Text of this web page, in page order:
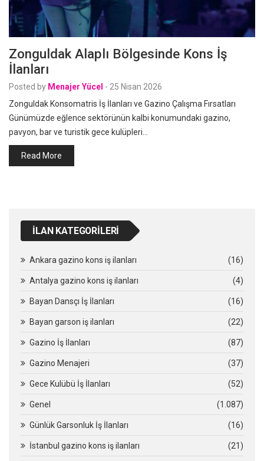
Zonguldak Alaplı Bölgesinde Kons İş
İlanları
Posted by Menajer Yücel - 25 Nisan 2026
Zonguldak Konsomatris İş İlanları ve Gazino Çalışma Fırsatları
Günümüzde eğlence sektörünün kalbi konumundaki gazino,
pavyon, bar ve turistik gece kulüpleri…
Read More
İLAN KATEGORILERI
Ankara gazino kons iş ilanları (16)
Antalya gazino kons iş ilanları (4)
Bayan Dansçı İş İlanları (16)
Bayan garson iş ilanları (22)
Gazino İş İlanları (87)
Gazino Menajeri (37)
Gece Kulübü İş İlanları (52)
Genel (1.087)
Günlük Garsonluk İş İlanları (16)
İstanbul gazino kons iş ilanları (21)